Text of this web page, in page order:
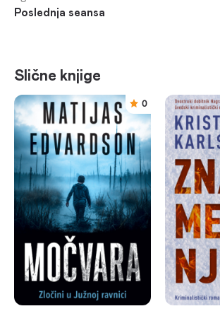
Poslednja seansa
Slične knjige
0